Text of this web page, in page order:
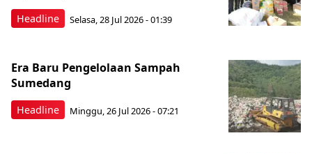
Headline Selasa, 28 Jul 2026 - 01:39
Headline
Era Baru Pengelolaan Sampah
Sumedang
Minggu, 26 Jul 2026 - 07:21